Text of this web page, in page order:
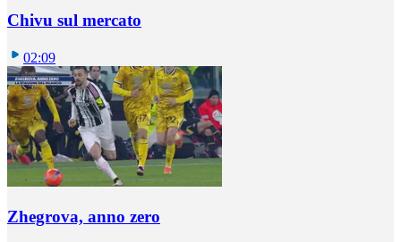
Chivu sul mercato
02:09
Zhegrova, anno zero